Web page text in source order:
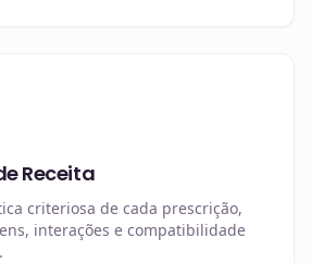
Receita
criteriosa de cada prescrição,
interações e compatibilidade